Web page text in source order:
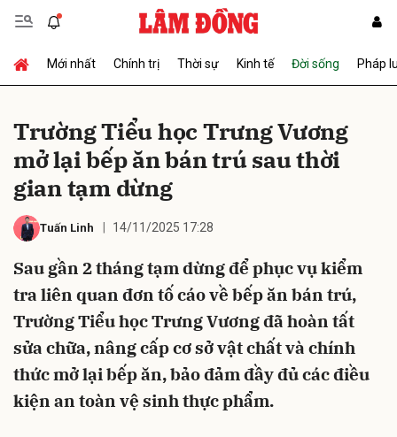
Mới nhất Chính trị Thời sự Kinh tế Đời sống Pháp
Trường Tiểu học Trưng Vương
mở lại bếp ăn bán trú sau thời
gian tạm dừng
Tuấn Linh 14/11/2025 17:28
Sau gần 2 tháng tạm dừng để phục vụ kiểm
tra liên quan đơn tố cáo về bếp ăn bán trú,
Trường Tiểu học Trưng Vương đã hoàn tất
sửa chữa, nâng cấp cơ sở vật chất và chính
thức mở lại bếp ăn, bảo đảm đầy đủ các điều
kiện an toàn vệ sinh thực phẩm.
Gửi bình luận
Hủy Gửi